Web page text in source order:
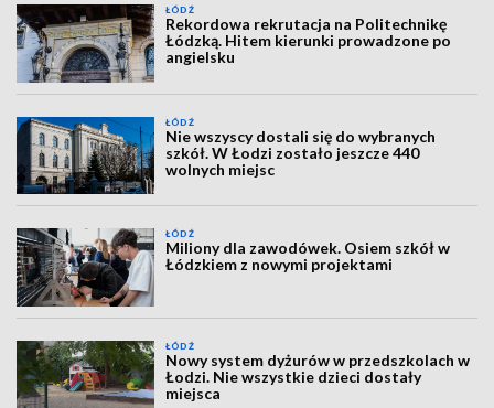
ŁÓDŹ
Rekordowa rekrutacja na Politechnikę
Łódzką. Hitem kierunki prowadzone po
angielsku
ŁÓDŹ
Nie wszyscy dostali się do wybranych
szkół. W Łodzi zostało jeszcze 440
wolnych miejsc
ŁÓDŹ
Miliony dla zawodówek. Osiem szkół w
Łódzkiem z nowymi projektami
ŁÓDŹ
Nowy system dyżurów w przedszkolach w
Łodzi. Nie wszystkie dzieci dostały
miejsca